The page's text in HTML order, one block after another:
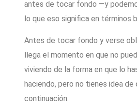
antes de tocar fondo —y
lo que eso significa en términos
Antes de tocar fondo y verse
llega el momento en que no
viviendo de la forma en que lo
haciendo, pero no tienes idea de
continuación.